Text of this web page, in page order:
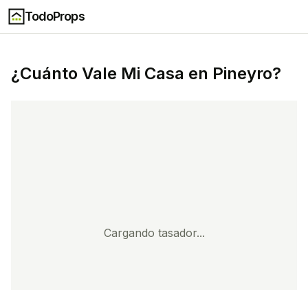
TodoProps
¿Cuánto Vale Mi Casa en Pineyro?
Cargando tasador...